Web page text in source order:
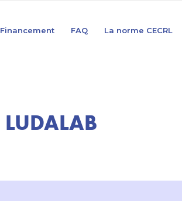
Financement FAQ La norme CECRL
LUDALAB